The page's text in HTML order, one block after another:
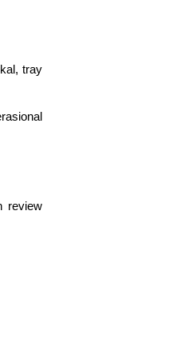
tray
review